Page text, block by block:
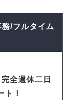
/フルタイム
全週休二日
！